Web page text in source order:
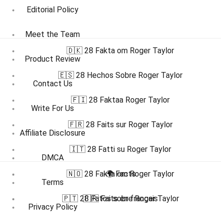
Editorial Policy
Meet the Team
Product Review
Contact Us
Write For Us
Affiliate Disclosure
DMCA
Terms
Privacy Policy
🇩🇰 28 Fakta om Roger Taylor
🇪🇸 28 Hechos Sobre Roger Taylor
🇫🇮 28 Faktaa Roger Taylor
🇫🇷 28 Faits sur Roger Taylor
🇮🇹 28 Fatti su Roger Taylor
🇳🇴 28 Fakta om Roger Taylor
🇵🇹 28 Fatos sobre Roger Taylor
🌍 Facts
🇫🇷 Faits en français